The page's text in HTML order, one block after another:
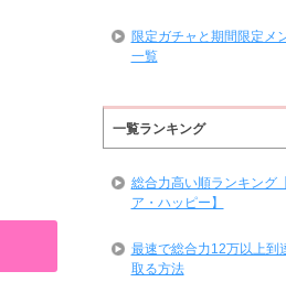
限定ガチャと期間限定メ
一覧
一覧ランキング
総合力高い順ランキング
ア・ハッピー】
最速で総合力12万以上到
取る方法